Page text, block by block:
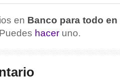
en Banco para todo
hacer uno.